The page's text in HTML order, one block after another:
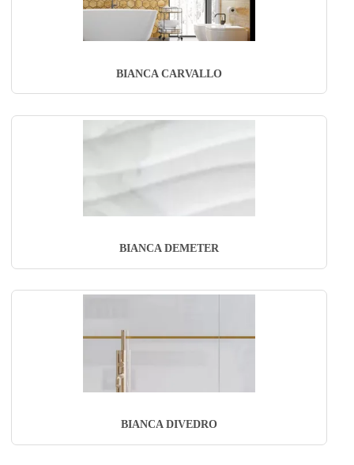
BIANCA CARVALLO
BIANCA DEMETER
BIANCA DIVEDRO